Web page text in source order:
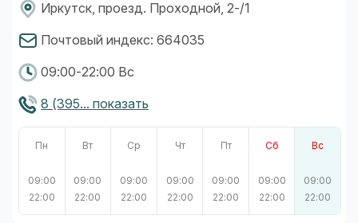
Иркутск, проезд. Проходной, 2-/1
Почтовый индекс: 664035
09:00-22:00 Вс
8 (395... показать
Пн
09:00
22:00
Вт
09:00
22:00
Ср
09:00
22:00
Чт
09:00
22:00
Пт
09:00
22:00
Сб
09:00
22:00
Вс
09:00
22:00